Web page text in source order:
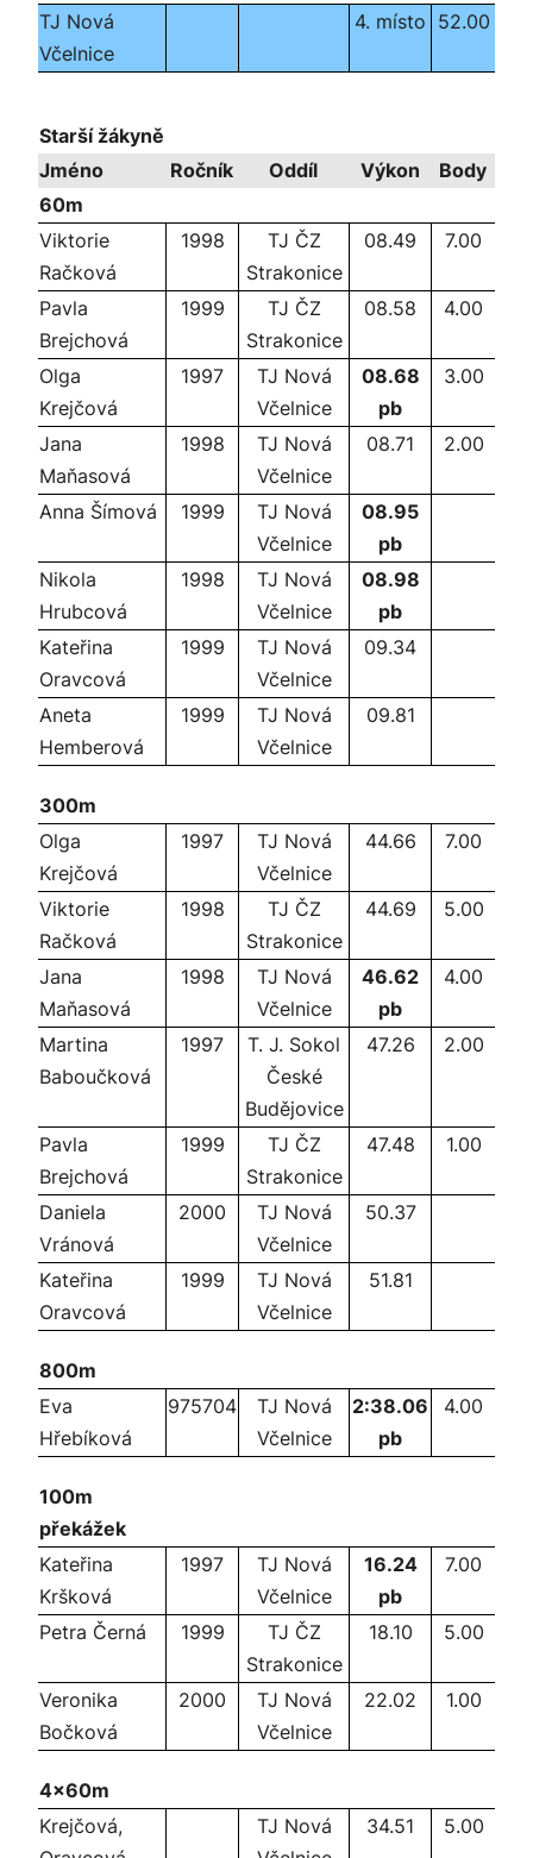
TJ Nová
Včelnice
4. místo 52.00
Starší žákyně
Jméno
Ročník Oddíl Výkon
Body
60m
Viktorie
Račková
1998
TJ ČZ
Strakonice
08.49 7.00
Pavla
Brejchová
1999
TJ ČZ
Strakonice
08.58 4.00
Olga
Krejčová
1997
TJ Nová
Včelnice
08.68
pb
3.00
Jana
Maňasová
1998
TJ Nová
Včelnice
08.71 2.00
Anna Šímová 1999
TJ Nová
Včelnice
08.95
pb
Nikola
Hrubcová
1998
TJ Nová
Včelnice
08.98
pb
Kateřina
Oravcová
1999
TJ Nová
Včelnice
09.34
Aneta
Hemberová
1999
TJ Nová
Včelnice
09.81
300m
Olga
Krejčová
1997
TJ Nová
Včelnice
44.66 7.00
Viktorie
Račková
1998
TJ ČZ
Strakonice
44.69 5.00
Jana
Maňasová
1998
TJ Nová
Včelnice
46.62
pb
4.00
Martina
Baboučková
1997
T. J. Sokol
České
Budějovice
47.26 2.00
Pavla
Brejchová
1999
TJ ČZ
Strakonice
47.48 1.00
Daniela
Vránová
2000
TJ Nová
Včelnice
50.37
Kateřina
Oravcová
1999
TJ Nová
Včelnice
51.81
800m
Eva
Hřebíková
975704
TJ Nová
Včelnice
2:38.06
pb
4.00
100m
překážek
Kateřina
Kršková
1997
TJ Nová
Včelnice
16.24
pb
7.00
Petra Černá 1999
TJ ČZ
Strakonice
18.10 5.00
Veronika
Bočková
2000
TJ Nová
Včelnice
22.02 1.00
4x60m
Krejčová,
TJ Nová
34.51 5.00